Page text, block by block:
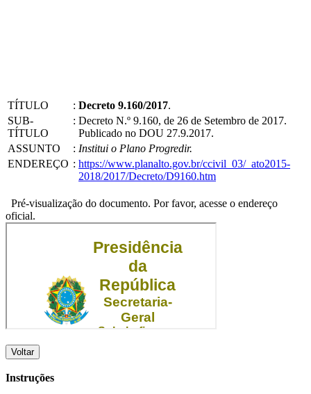
TÍTULO : Decreto 9.160/2017.
SUB-
TÍTULO
: Decreto N.º 9.160, de 26 de Setembro de 2017.
Publicado no DOU 27.9.2017.
ASSUNTO
: Institui o Plano Progredir.
ENDEREÇO : https://www.planalto.gov.br/ccivil_03/_ato2015-
2018/2017/Decreto/D9160.htm
Pré-visualização do documento. Por favor, acesse o endereço
oficial.
Voltar
Instruções